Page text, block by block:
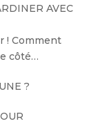
AVEC
! Comment
côté…
?